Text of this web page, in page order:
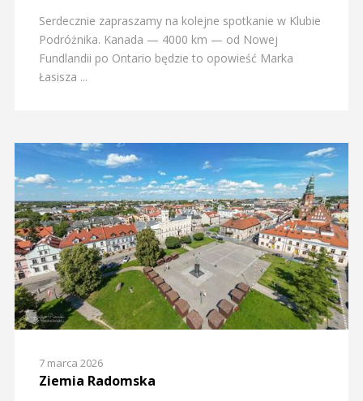
Serdecznie zapraszamy na kolejne spotkanie w Klubie
Podróżnika. Kanada — 4000 km — od Nowej
Fundlandii po Ontario będzie to opowieść Marka
Łasisza ...
7 marca 2026
Ziemia Radomska